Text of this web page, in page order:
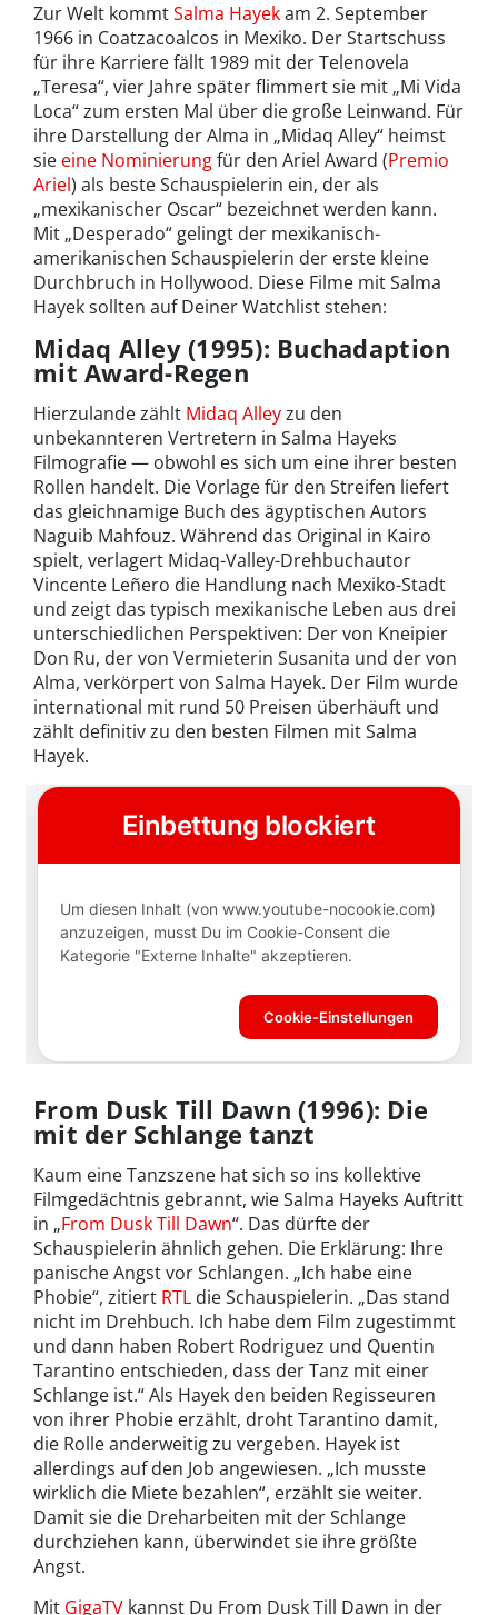
Zur Welt kommtSalma Hayekam 2. September
1966 in Coatzacoalcos in Mexiko. Der Startschuss
für ihre Karriere fällt 1989 mit der Telenovela
„Teresa“, vier Jahre später flimmert sie mit „Mi Vida
Loca“ zum ersten Mal über die große Leinwand. Für
ihre Darstellung der Alma in „Midaq Alley“ heimst
sie eine Nominierungfür den Ariel Award (Premio
Ariel) als beste Schauspielerin ein, der als
„mexikanischer Oscar“ bezeichnet werden kann.
Mit „Desperado“ gelingt der mexikanisch-
amerikanischen Schauspielerin der erste kleine
Durchbruch in Hollywood. Diese Filme mit Salma
Hayek sollten auf Deiner Watchlist stehen:
Midaq Alley (1995): Buchadaption
mit Award-Regen
Hierzulande zählt Midaq Alleyzu den
unbekannteren Vertretern in Salma Hayeks
Filmografie — obwohl es sich um eine ihrer besten
Rollen handelt. Die Vorlage für den Streifen liefert
das gleichnamige Buch des ägyptischen Autors
Naguib Mahfouz. Während das Original in Kairo
spielt, verlagert Midaq-Valley-Drehbuchautor
Vincente Leñero die Handlung nach Mexiko-Stadt
und zeigt das typisch mexikanische Leben aus drei
unterschiedlichen Perspektiven: Der von Kneipier
Don Ru, der von Vermieterin Susanita und der von
Alma, verkörpert von Salma Hayek. Der Film wurde
international mit rund 50 Preisen überhäuft und
zählt definitiv zu den besten Filmen mit Salma
Hayek.
From Dusk Till Dawn (1996): Die
mit der Schlange tanzt
Kaum eine Tanzszene hat sich so ins kollektive
Filmgedächtnis gebrannt, wie Salma Hayeks Auftritt
in „From Dusk Till Dawn“. Das dürfte der
Schauspielerin ähnlich gehen. Die Erklärung: Ihre
panische Angst vor Schlangen. „Ich habe eine
Phobie“, zitiert RTL die Schauspielerin. „Das stand
nicht im Drehbuch. Ich habe dem Film zugestimmt
und dann haben Robert Rodriguez und Quentin
Tarantino entschieden, dass der Tanz mit einer
Schlange ist.“ Als Hayek den beiden Regisseuren
von ihrer Phobie erzählt, droht Tarantino damit,
die Rolle anderweitig zu vergeben. Hayek ist
allerdings auf den Job angewiesen. „Ich musste
wirklich die Miete bezahlen“, erzählt sie weiter.
Damit sie die Dreharbeiten mit der Schlange
durchziehen kann, überwindet sie ihre größte
Angst.
Mit GigaTV kannst Du From Dusk Till Dawn in der